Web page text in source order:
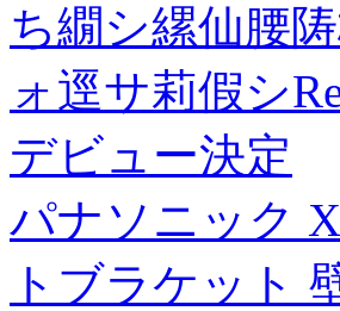
ち繝シ縲仙腰
ォ逕サ莉假シ
デビュー決定
パナソニック
トブラケット